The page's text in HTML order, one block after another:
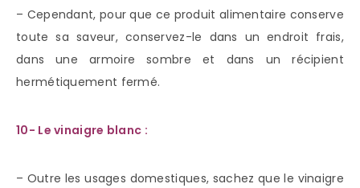
– Cependant, pour que ce produit alimentaire conserve
toute sa saveur, conservez-le dans un endroit frais,
dans une armoire sombre et dans un récipient
hermétiquement fermé.
10- Le vinaigre blanc :
– Outre les usages domestiques, sachez que le vinaigre